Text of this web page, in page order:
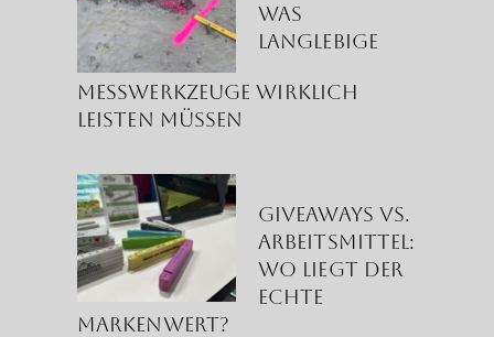
Was
langlebige
Messwerkzeuge wirklich
leisten müssen
Giveaways vs.
Arbeitsmittel:
Wo liegt der
echte
Markenwert?